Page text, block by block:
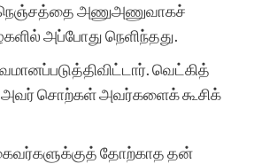
நெஞ்சத்தை அணுஅணுவாகச்
அப்போது நெளிந்தது.
வெட்கித்
அவர் சொற்கள் அவர்களைக் கூசிக்
தோற்காத தன்